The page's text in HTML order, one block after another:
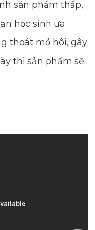
sản phẩm thấp,
học sinh ưa
thoát mồ hôi, gây
thì sản phẩm sẽ